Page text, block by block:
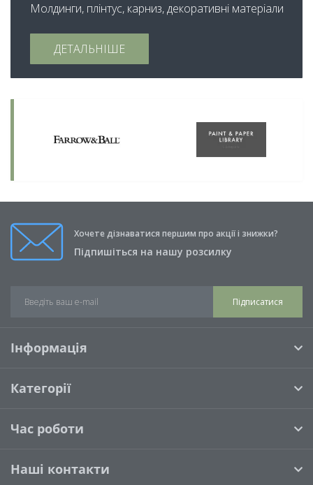
Молдинги, плінтус, карниз, декоративні матеріали
ДЕТАЛЬНІШЕ
Хочете дізнаватися першим про акції і знижки?
Підпишіться на нашу розсилку
Підписатися
Інформація
Категорії
Час роботи
Наші контакти